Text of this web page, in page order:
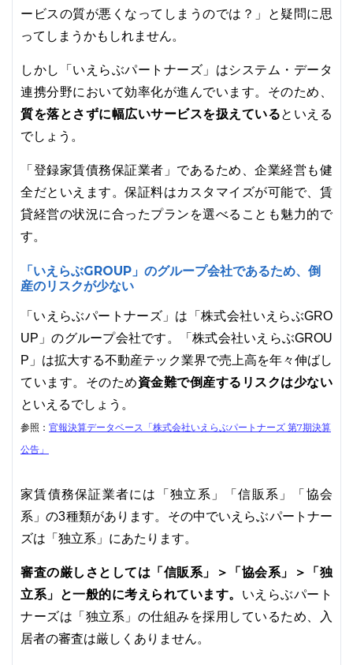
ービスの質が悪くなってしまうのでは？」と疑問に思
ってしまうかもしれません。
しかし「いえらぶパートナーズ」はシステム・データ
連携分野において効率化が進んでいます。そのため、
質を落とさずに幅広いサービスを扱えているといえる
でしょう。
「登録家賃債務保証業者」であるため、企業経営も健
全だといえます。保証料はカスタマイズが可能で、賃
貸経営の状況に合ったプランを選べることも魅力的で
す。
「いえらぶGROUP」のグループ会社であるため、倒
産のリスクが少ない
「いえらぶパートナーズ」は「株式会社いえらぶGRO
UP」のグループ会社です。「株式会社いえらぶGROU
P」は拡大する不動産テック業界で売上高を年々伸ばし
ています。そのため資金難で倒産するリスクは少ない
といえるでしょう。
参照： 官報決算データベース「株式会社いえらぶパートナーズ 第7期決算
公告」
家賃債務保証業者には「独立系」「信販系」「協会
系」の3種類があります。その中でいえらぶパートナー
ズは「独立系」にあたります。
審査の厳しさとしては「信販系」＞「協会系」＞「独
立系」と一般的に考えられています。
いえらぶパート
ナーズは「独立系」の仕組みを採用しているため、入
居者の審査は厳しくありません。